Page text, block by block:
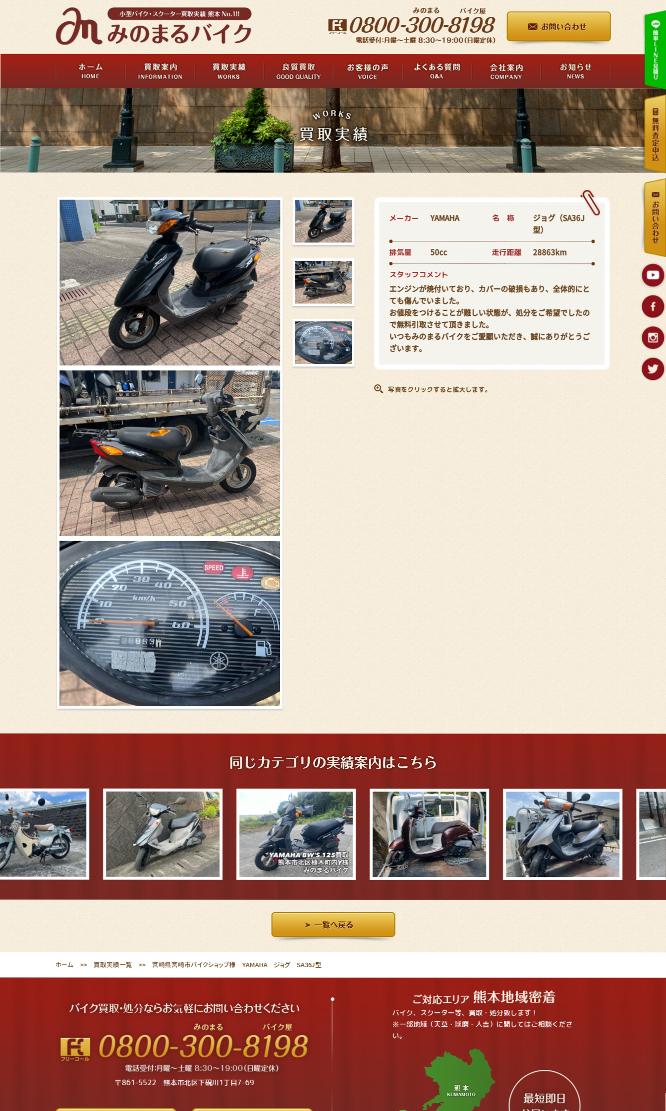
メーカー YAMAHA 名 称 ジョグ（SA36J
型）
排気量 50cc 走行距離 28863km
スタッフコメント
エンジンが焼付いており、カバーの破損もあり、全体的にと
ても傷んでいました。
お値段をつけることが難しい状態が、処分をご希望でしたの
で無料引取させて頂きました。
いつもみのまるバイクをご愛顧いただき、誠にありがとうご
ざいます。
写真をクリックすると拡大します。
ホーム 買取実績一覧 宮崎県宮崎市バイクショップ様 YAMAHA ジョグ SA36J型
〒861-5522 熊本市北区下硯川1丁目7-69
バイク、スクーター等、買取・処分致します！
※一部地域（天草・球磨・人吉）に関してはご相談くださ
い。